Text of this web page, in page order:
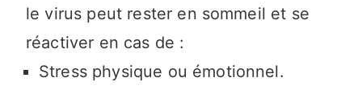
le virus peut rester en sommeil et se
réactiver en cas de :
Stress physique ou émotionnel.